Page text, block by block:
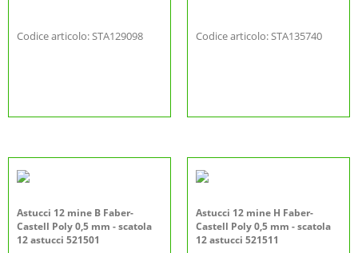
Codice articolo: STA129098 Codice articolo: STA135740
Astucci 12 mine B Faber-
Castell Poly 0,5 mm - scatola
12 astucci 521501
Astucci 12 mine H Faber-
Castell Poly 0,5 mm - scatola
12 astucci 521511